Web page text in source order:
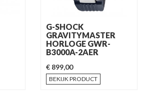
G-SHOCK
GRAVITYMASTER
HORLOGE GWR-
B3000A-2AER
€ 899,00
BEKIJK PRODUCT